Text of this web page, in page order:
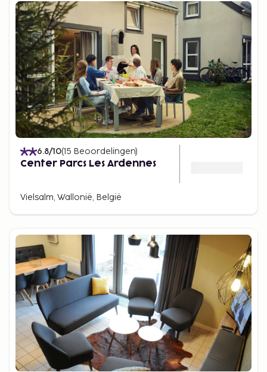
6.8/10(15 Beoordelingen)
Center Parcs Les Ardennes
Vielsalm, Wallonië, België